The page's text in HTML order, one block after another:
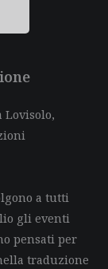
a tutti
gli eventi
pensati per
traduzione